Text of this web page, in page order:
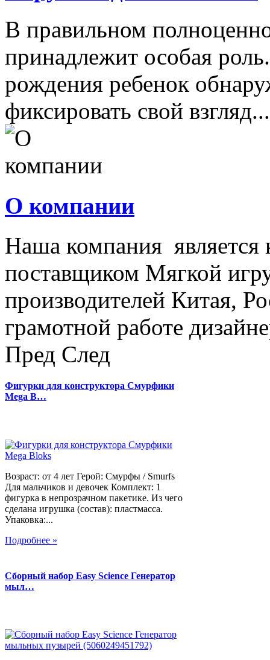
В правильном
принадлежит особая
рождения ребенок
фиксировать свой взгляд...
О компании
Наша компания
поставщиком Мягкой
производителей Китая,
грамотной работе
Пред След
Фигурки для конструктора Смурфики
Mega B…
Возраст: от 4 лет Герой: Смурфы / Smurfs
Для мальчиков и девочек Комплект: 1
фигурка в непрозрачном пакетике. Из чего
сделана игрушка (состав): пластмасса.
Упаковка:...
Подробнее »
Сборный набор Easy Science Генератор
мыл…